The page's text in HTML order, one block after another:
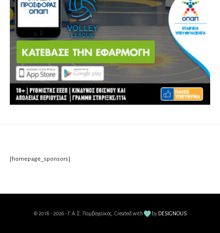
[homepage_sponsors]
© 2018 - 2026- Γ.Α.Σ. Παμβοχαϊκός. Created with by DESIGNOUS